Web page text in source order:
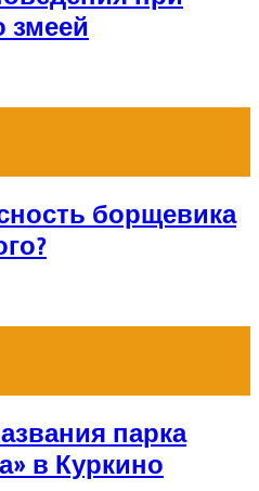
змеей
борщевика
парка
в Куркино